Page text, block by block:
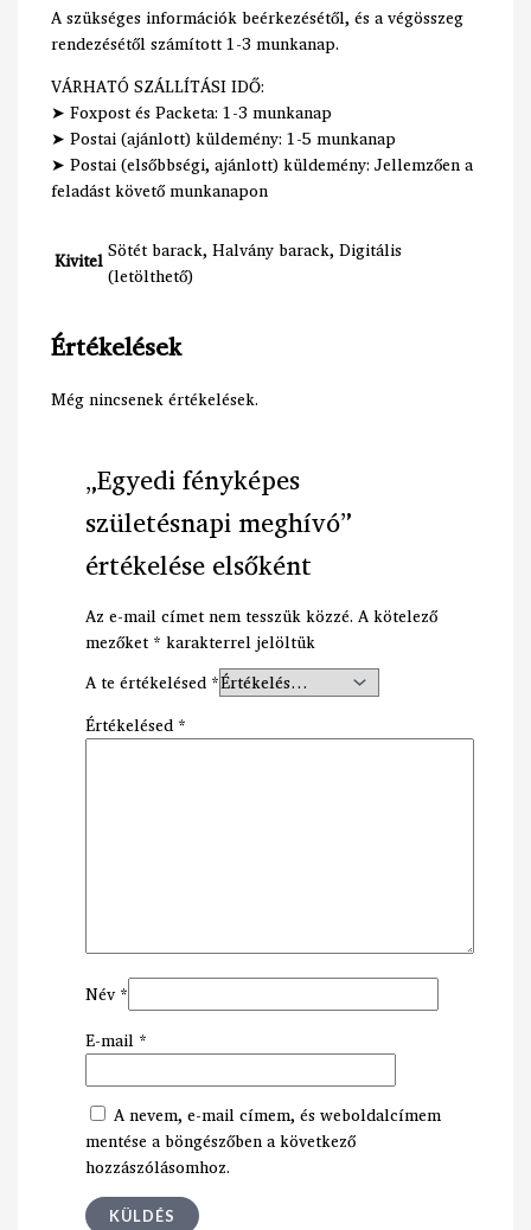
A szükséges információk beérkezésétől, és a végösszeg
rendezésétől számított 1-3 munkanap.
VÁRHATÓ SZÁLLÍTÁSI IDŐ:
➤ Foxpost és Packeta: 1-3 munkanap
➤ Postai (ajánlott) küldemény: 1-5 munkanap
➤ Postai (elsőbbségi, ajánlott) küldemény: Jellemzően a
feladást követő munkanapon
KivitelSötét barack, Halvány barack, Digitális
(letölthető)
Értékelések
Még nincsenek értékelések.
„Egyedi fényképes
születésnapi meghívó”
értékelése elsőként
Az e-mail címet nem tesszük közzé. A kötelező
mezőket * karakterrel jelöltük
A te értékelésed *
Értékelésed *
Név *
E-mail *
A nevem, e-mail címem, és weboldalcímem
mentése a böngészőben a következő
hozzászólásomhoz.